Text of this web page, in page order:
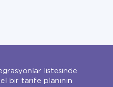
listesinde
bir tarife planının